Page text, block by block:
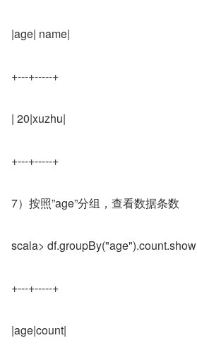
|age| name|
+---+-----+
| 20|xuzhu|
+---+-----+
7）按照”age”分组，查看数据条数
scala> df.groupBy("age").count.show
+---+-----+
|age|count|